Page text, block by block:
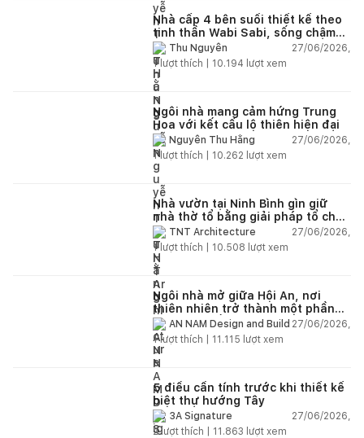
Nhà cấp 4 bên suối thiết kế theo
tinh thần Wabi Sabi, sống chậm
giữa thiên nhiên
Thu Nguyễn
27/06/2026,
1lượt thích | 10.194 lượt xem
Ngôi nhà mang cảm hứng Trung
Hoa với kết cấu lộ thiên hiện đại
Nguyễn Thu Hằng
27/06/2026,
1lượt thích | 10.262 lượt xem
Nhà vườn tại Ninh Bình gìn giữ
nhà thờ tổ bằng giải pháp tổ chức
lại không gian
TNT Architecture
27/06/2026,
1lượt thích | 10.508 lượt xem
Ngôi nhà mở giữa Hội An, nơi
thiên nhiên trở thành một phần
của cuộc sống
AN NAM Design and Build 27/06/2026,
1lượt thích | 11.115 lượt xem
5 điều cần tính trước khi thiết kế
biệt thự hướng Tây
3A Signature
27/06/2026,
2lượt thích | 11.863 lượt xem